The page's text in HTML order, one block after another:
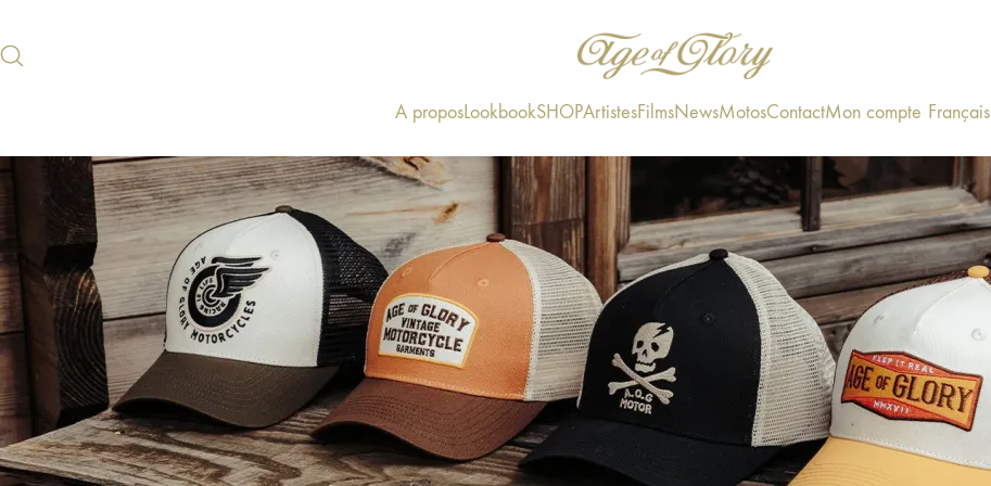
A proposLookbookSHOPArtistesFilmsNewsMotosContactMon compte Français